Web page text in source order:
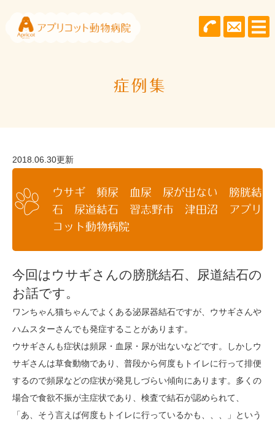
症例集
2018.06.30更新
ウサギ 頻尿 血尿 尿が出ない 膀胱結
石 尿道結石 習志野市 津田沼 アプリ
コット動物病院
今回はウサギさんの膀胱結石、尿道結石の
お話です。
ワンちゃん猫ちゃんでよくある泌尿器結石ですが、ウサギさんや
ハムスターさんでも発症することがあります。
ウサギさんも症状は頻尿・血尿・尿が出ないなどです。しかしウ
サギさんは草食動物であり、普段から何度もトイレに行って排便
するので頻尿などの症状が発見しづらい傾向にあります。多くの
場合で食欲不振が主症状であり、検査で結石が認められて、
「あ、そう言えば何度もトイレに行っているかも、、、」という